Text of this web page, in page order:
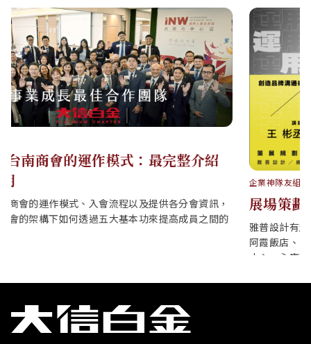
企業神隊友組
展場策劃業：運用展示設計，創造品牌溝通術
雅普設計有超過15年策展陳列設計、數位印前執行從業經驗，為
阿霞飯店、阿勇家餐飲、上海好味道、新光三越百貨、南紡購物
中心、永康區社教中心...等知名企業品牌提供活動展示視覺規劃與